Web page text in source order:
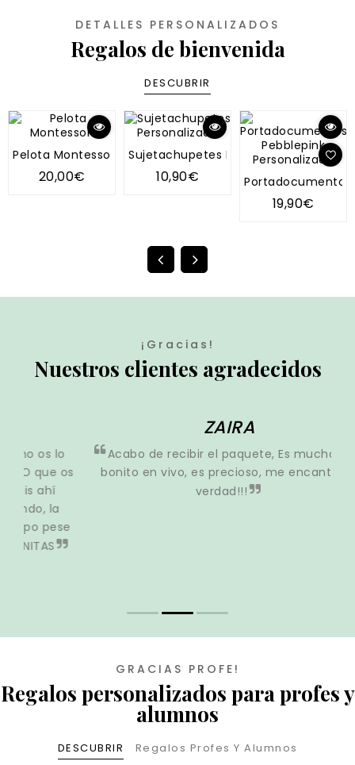
DETALLES PERSONALIZADOS
Regalos de bienvenida
DESCUBRIR
Pelota Montessori
20,00€
Sujetachupetes Personalizado
10,90€ Portadocumentos
19,90€
¡Gracias!
Nuestros clientes agradecidos
Acabo de recibir el paquete, Es mucho más
bonito en vivo, es precioso, me encanta de
verdad!!!
GRACIAS PROFE!
Regalos personalizados para profes y
alumnos
DESCUBRIR Regalos Profes Y Alumnos